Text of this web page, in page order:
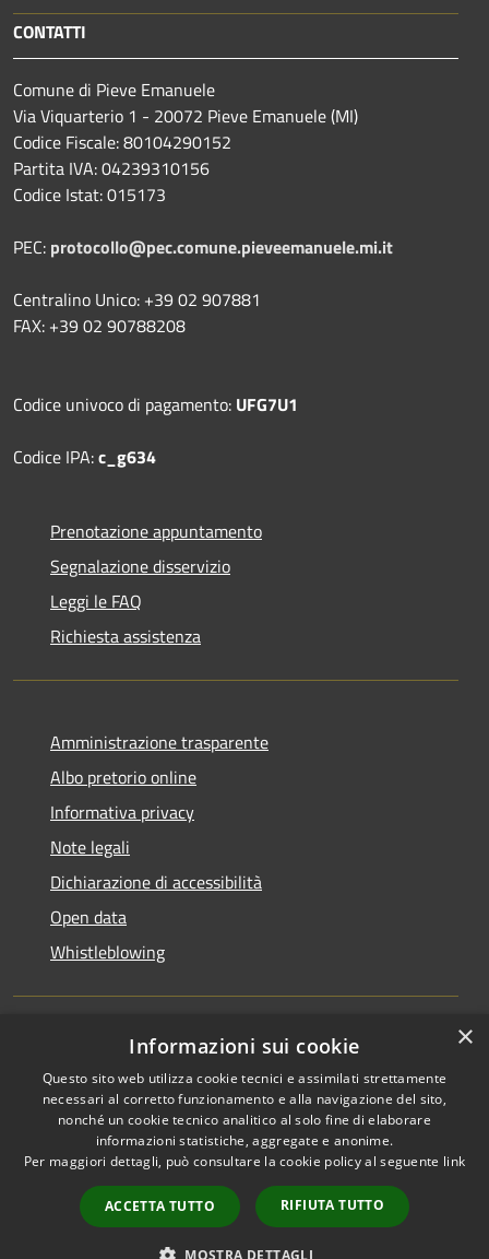
CONTATTI
Comune di Pieve Emanuele
Via Viquarterio 1 - 20072 Pieve Emanuele (MI)
Codice Fiscale: 80104290152
Partita IVA: 04239310156
Codice Istat: 015173
PEC: protocollo@pec.comune.pieveemanuele.mi.it
Centralino Unico: +39 02 907881
FAX: +39 02 90788208
Codice univoco di pagamento: UFG7U1
Codice IPA:c_g634
Prenotazione appuntamento
Segnalazione disservizio
Leggi le FAQ
Richiesta assistenza
Amministrazione trasparente
Albo pretorio online
Informativa privacy
Note legali
Dichiarazione di accessibilità
Open data
Whistleblowing
Accessibilità
Privacy
Mappa del sito
Area Riservata
Dipendenti
WebMail Dipendenti
Pieve Emanuele • Powered by
Municipium•Accesso
redazione
×
Informazioni sui cookie
Questo sito web utilizza cookie tecnici e assimilati strettamente
necessari al corretto funzionamento e alla navigazione del sito,
nonché un cookie tecnico analitico al solo fine di elaborare
informazioni statistiche, aggregate e anonime.
Per maggiori dettagli, può consultare la cookie policy al seguente link
ACCETTA TUTTO RIFIUTA TUTTO
MOSTRA DETTAGLI